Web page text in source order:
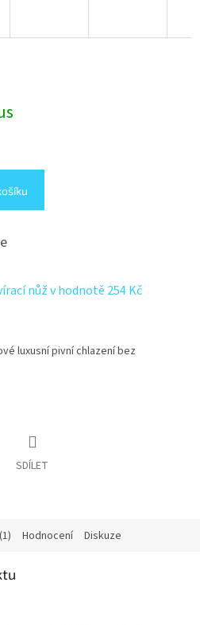
nůžv hodnotě 254 Kč
luxusní pivní chlazení bez
SDÍLET
Hodnocení Diskuze